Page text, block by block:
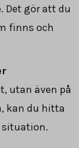
Det gör att du
finns och
utan även på
kan du hitta